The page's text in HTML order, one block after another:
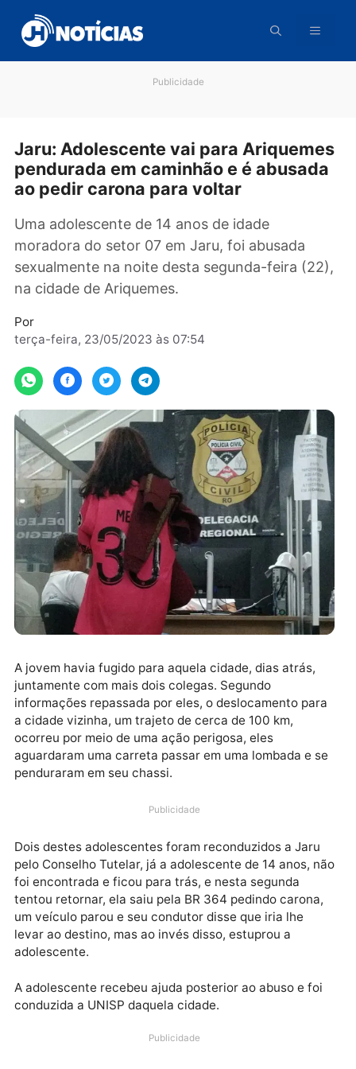
para
conteúdo
Jaru: Adolescente vai para
pendurada em caminhão e é
Uma adolescente de 14 anos de idade
moradora do setor 07 em Jaru, foi abusada
sexualmente na noite desta segunda-feira
na cidade de Ariquemes.
terça-feira, 23/05/2023 às 07:54
A jovem havia fugido para aquela cidade, dias atrás,
juntamente com mais dois colegas. Segundo
informações repassada por eles, o deslocamento
aguardaram uma carreta passar em uma lombada e
penduraram em seu chassi.
Publicidade
Dois destes adolescentes foram reconduzidos a Jaru
pelo Conselho Tutelar, já a adolescente de 14 anos,
foi encontrada e ficou para trás, e nesta segunda
tentou retornar, ela saiu pela BR 364 pedindo
um veículo parou e seu condutor disse que iria lhe
levar ao destino, mas ao invés disso, estuprou a